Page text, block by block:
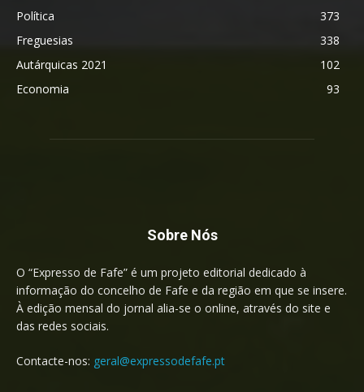
Política
373
Freguesias
338
Autárquicas 2021
102
Economia
93
Sobre Nós
O “Expresso de Fafe” é um projeto editorial dedicado à
informação do concelho de Fafe e da região em que se insere.
À edição mensal do jornal alia-se o online, através do site e
das redes sociais.
Contacte-nos: geral@expressodefafe.pt